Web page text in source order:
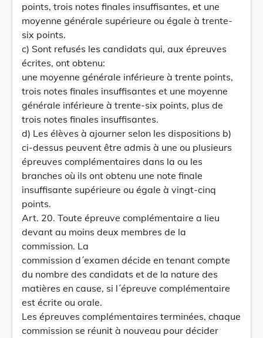
points, trois notes finales insuffisantes, et une
moyenne générale supérieure ou égale à trente-
six points.
c) Sont refusés les candidats qui, aux épreuves
écrites, ont obtenu:
une moyenne générale inférieure à trente points,
trois notes finales insuffisantes et une moyenne
générale inférieure à trente-six points, plus de
trois notes finales insuffisantes.
d) Les élèves à ajourner selon les dispositions b)
ci-dessus peuvent être admis à une ou plusieurs
épreuves complémentaires dans la ou les
branches où ils ont obtenu une note finale
insuffisante supérieure ou égale à vingt-cinq
points.
Art. 20. Toute épreuve complémentaire a lieu
devant au moins deux membres de la
commission. La
commission d´examen décide en tenant compte
du nombre des candidats et de la nature des
matières en cause, si l´épreuve complémentaire
est écrite ou orale.
Les épreuves complémentaires terminées, chaque
commission se réunit à nouveau pour décider